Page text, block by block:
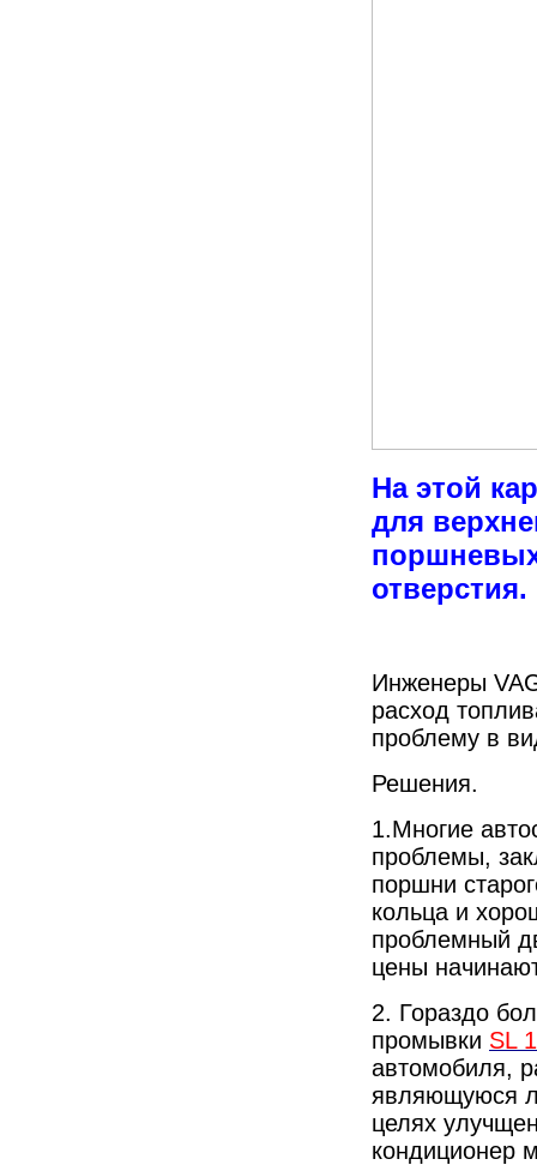
На этой
для
отверстия.
Инженеры
расход
проблему в
Решения.
1.Многие
проблемы,
поршни
кольца и
проблемный
цены
2. Гораздо
промывки SL
автомобиля,
являющуюся
целях
кондиционер